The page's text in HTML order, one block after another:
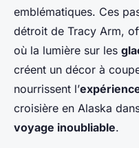
emblématiques. Ces
détroit de Tracy Arm,
où la lumière sur les
créent un décor à
nourrissent l’
croisière en Alaska
voyage inoubliable.